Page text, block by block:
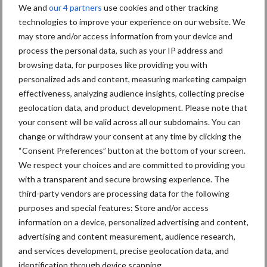
We and our 4 partners use cookies and other tracking
technologies to improve your experience on our website. We
may store and/or access information from your device and
process the personal data, such as your IP address and
browsing data, for purposes like providing you with
personalized ads and content, measuring marketing campaign
effectiveness, analyzing audience insights, collecting precise
geolocation data, and product development. Please note that
your consent will be valid across all our subdomains. You can
change or withdraw your consent at any time by clicking the
“Consent Preferences” button at the bottom of your screen.
We respect your choices and are committed to providing you
with a transparent and secure browsing experience. The
third-party vendors are processing data for the following
purposes and special features: Store and/or access
information on a device, personalized advertising and content,
advertising and content measurement, audience research,
and services development, precise geolocation data, and
identification through device scanning.
Loonbedrijf De Vries zette met de aanschaf van de
sleepslangbemester direct groot in. “Als je wilt overstappen op
trekker bij,” stelt De Vries. Hiermee kwam tevens een
jongensdroom uit voor Van ’t Hul, die het voortouw nam en in
januari zijn eigen John Deere 6155 aanschafte. Deze trekker is
uitgerust met brede banden en een luchtdrukwisselsysteem om
de bandendruk laag te houden in het land. Als lichtste
zescilindertrekker binnen de John Deere-serie sluit hij perfect
aan bij de visie van Loonbedrijf De Vries op lichtgewicht
sleepslangen.
Tekst en beeld: Annabel Klein Woolthuis
Aanbevolen voor jou!